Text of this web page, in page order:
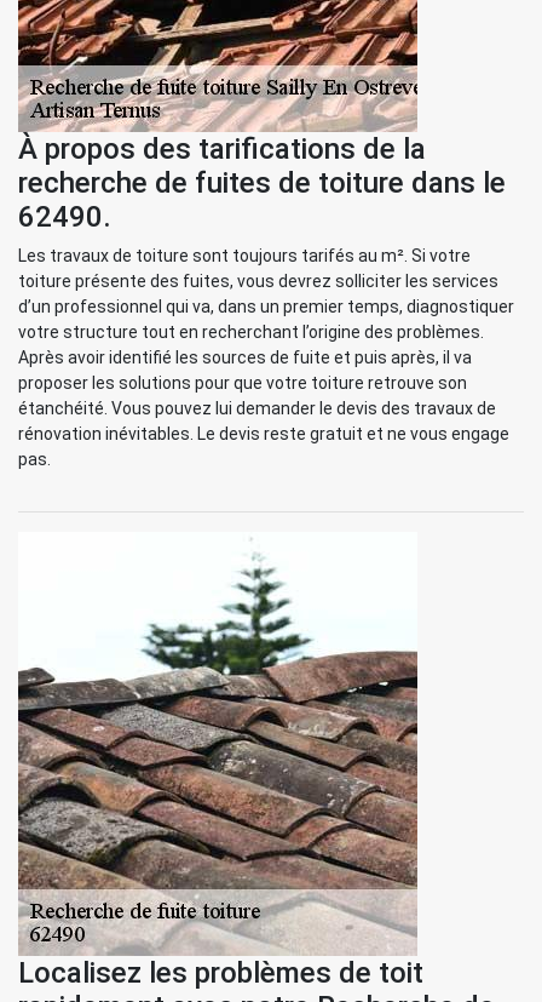
À propos des tarifications de la
recherche de fuites de toiture dans le
62490.
Les travaux de toiture sont toujours tarifés au m². Si votre
toiture présente des fuites, vous devrez solliciter les services
d’un professionnel qui va, dans un premier temps, diagnostiquer
votre structure tout en recherchant l’origine des problèmes.
Après avoir identifié les sources de fuite et puis après, il va
proposer les solutions pour que votre toiture retrouve son
étanchéité. Vous pouvez lui demander le devis des travaux de
rénovation inévitables. Le devis reste gratuit et ne vous engage
pas.
Localisez les problèmes de toit